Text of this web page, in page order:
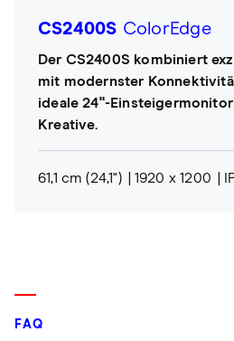
CS2400S ColorEdge
Der CS2400S kombiniert
mit modernster
ideale 24"-
Kreative.
61,1 cm (24,1") 1920 x 1200
FAQ